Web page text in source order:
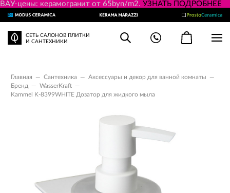
ВАУ-цены: керамогранит от 65byn/m2. УЗНАТЬ ПОДРОБНЕЕ
СЕТЬ САЛОНОВ ПЛИТКИ
И САНТЕХНИКИ
Главная — Сантехника — Аксессуары и декор для ванной комнаты
—
Бренд
— WasserKraft —
Kammel K-8399WHITE Дозатор для жидкого мыла